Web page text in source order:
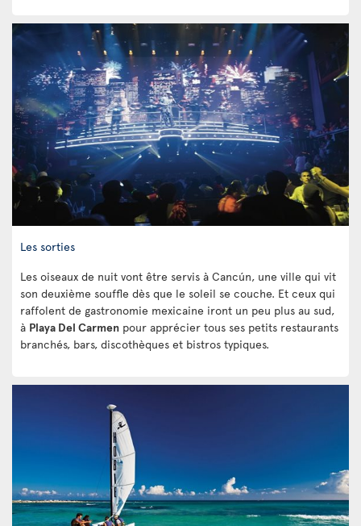
Les sorties
Les oiseaux de nuit vont être servis à Cancún, une ville qui vit
son deuxième souffle dès que le soleil se couche. Et ceux qui
raffolent de gastronomie mexicaine iront un peu plus au sud,
à Playa Del Carmen pour apprécier tous ses petits restaurants
branchés, bars, discothèques et bistros typiques.